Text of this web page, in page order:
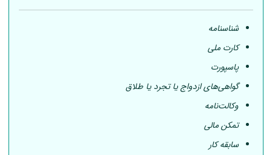
شناسنامه
کارت ملی
پاسپورت
گواهی‌های ازدواج یا تجرد یا طلاق
وکالت‌نامه
تمکن مالی
سابقه کار